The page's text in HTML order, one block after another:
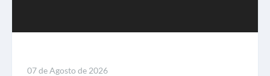
07 de Agosto de 2026